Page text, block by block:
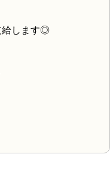
給します◎